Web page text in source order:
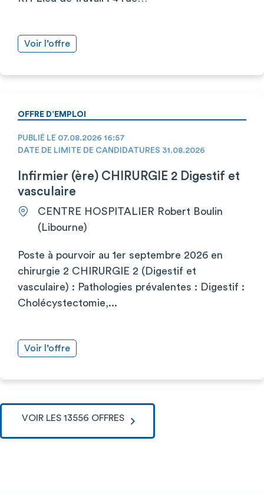
Voir l’offre
OFFRE D’EMPLOI
PUBLIÉ LE 07.08.2026 16:57
DATE DE LIMITE DE CANDIDATURES 31.08.2026
Infirmier (ère) CHIRURGIE 2 Digestif et
vasculaire
CENTRE HOSPITALIER Robert Boulin
(Libourne)
Poste à pourvoir au 1er septembre 2026 en
chirurgie 2 CHIRURGIE 2 (Digestif et
vasculaire) : Pathologies prévalentes : Digestif :
Cholécystectomie,...
Voir l’offre
VOIR LES 13556 OFFRES